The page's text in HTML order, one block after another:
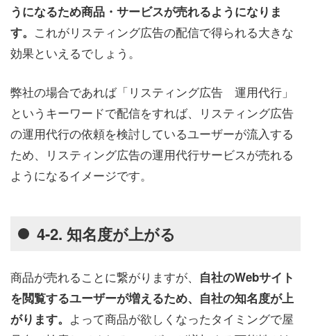
うになるため商品・サービスが売れるようになりま
す。 これがリスティング広告の配信で得られる大きな
効果といえるでしょう。
弊社の場合であれば「リスティング広告 運用代行」
というキーワードで配信をすれば、リスティング広告
の運用代行の依頼を検討しているユーザーが流入する
ため、リスティング広告の運用代行サービスが売れる
ようになるイメージです。
4-2. 知名度が上がる
商品が売れることに繋がりますが、
自社のWebサイト
を閲覧するユーザーが増えるため、自社の知名度が上
がります。 よって商品が欲しくなったタイミングで屋